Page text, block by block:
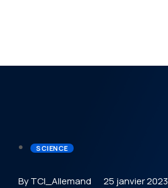
SCIENCE
By TCI_Allemand 25 janvier 2023